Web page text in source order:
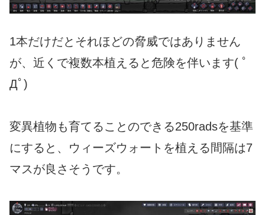
1本だけだとそれほどの脅威ではありません
が、近くで複数本植えると危険を伴います( ﾟ
Дﾟ)
変異植物も育てることのできる250radsを基準
にすると、ウィーズウォートを植える間隔は7
マスが良さそうです。